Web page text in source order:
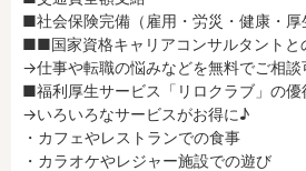
■社会保険完備（雇用・労災・健康・厚
■■国家資格キャリアコンサルタントと
→仕事や転職の悩みなどを無料でご相談
■福利厚生サービス「リロクラブ」の優
→いろいろなサービスがお得に♪
・カフェやレストランでの食事
・カラオケやレジャー施設での遊び